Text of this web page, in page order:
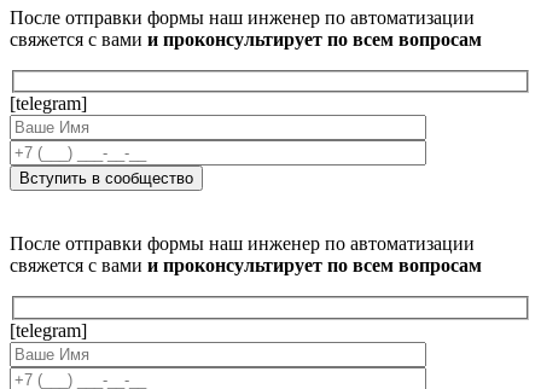
После отправки формы наш инженер по автоматизации
свяжется с вами и проконсультирует по всем вопросам
[telegram]
После отправки формы наш инженер по автоматизации
свяжется с вами и проконсультирует по всем вопросам
[telegram]